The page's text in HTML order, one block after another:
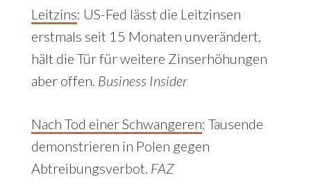
Leitzins: US-Fed lässt die Leitzinsen
erstmals seit 15 Monaten unverändert,
hält die Tür für weitere Zinserhöhungen
aber offen. Business Insider
Nach Tod einer Schwangeren: Tausende
demonstrieren in Polen gegen
Abtreibungsverbot. FAZ